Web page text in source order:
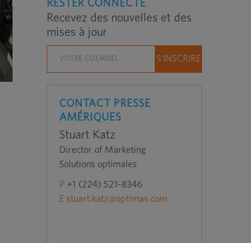
RESTER CONNECTÉ
Recevez des nouvelles et des
mises à jour
CONTACT PRESSE
AMÉRIQUES
Stuart Katz
Director of Marketing
Solutions optimales
P +1 (224) 521-8346
E stuart.katz@optimas.com